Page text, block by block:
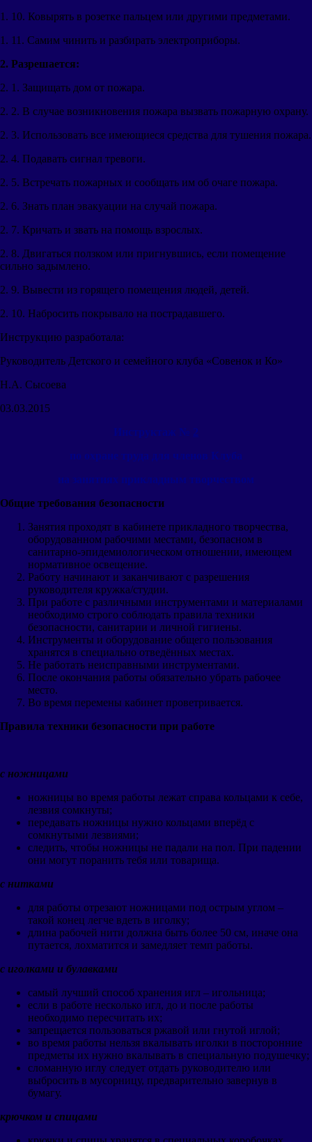
1. 10. Ковырять в розетке пальцем или другими предметами.
1. 11. Самим чинить и разбирать электроприборы.
2. Разрешается:
2. 1. Защищать дом от пожара.
2. 2. В случае возникновения пожара вызвать пожарную охрану.
2. 3. Использовать все имеющиеся средства для тушения пожара.
2. 4. Подавать сигнал тревоги.
2. 5. Встречать пожарных и сообщать им об очаге пожара.
2. 6. Знать план эвакуации на случай пожара.
2. 7. Кричать и звать на помощь взрослых.
2. 8. Двигаться ползком или пригнувшись, если помещение
сильно задымлено.
2. 9. Вывести из горящего помещения людей, детей.
2. 10. Набросить покрывало на пострадавшего.
Инструкцию разработала:
Руководитель Детского и семейного клуба «Совенок и Ко»
Н.А. Сысоева
03.03.2015
Инструктаж № 2
по охране труда для членов Клуба
на занятиях прикладным творчеством
Общие требования безопасности
Занятия проходят в кабинете прикладного творчества,
оборудованном рабочими местами, безопасном в
санитарно-эпидемиологическом отношении, имеющем
нормативное освещение.
Работу начинают и заканчивают с разрешения
руководителя кружка/студии.
При работе с различными инструментами и материалами
необходимо строго соблюдать правила техники
безопасности, санитарии и личной гигиены.
Инструменты и оборудование общего пользования
хранятся в специально отведённых местах.
Не работать неисправными инструментами.
После окончания работы обязательно убрать рабочее
место.
Во время перемены кабинет проветривается.
Правила техники безопасности при работе
с ножницами
ножницы во время работы лежат справа кольцами к себе,
лезвия сомкнуты;
передавать ножницы нужно кольцами вперёд с
сомкнутыми лезвиями;
следить, чтобы ножницы не падали на пол. При падении
они могут поранить тебя или товарища.
с нитками
для работы отрезают ножницами под острым углом –
такой конец легче вдеть в иголку;
длина рабочей нити должна быть более 50 см, иначе она
путается, лохматится и замедляет темп работы.
с иголками и булавками
самый лучший способ хранения игл – игольница;
если в работе несколько игл, до и после работы
необходимо пересчитать их;
запрещается пользоваться ржавой или гнутой иглой;
во время работы нельзя вкалывать иголки в посторонние
предметы их нужно вкалывать в специальную подушечку;
сломанную иглу следует отдать руководителю или
выбросить в мусорницу, предварительно завернув в
бумагу.
крючком и спицами